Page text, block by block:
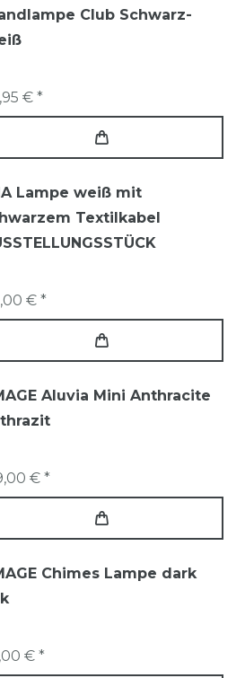
Club Schwarz-
€ *
Lampe weiß mit
Textilkabel
€ *
Aluvia Mini Anthracite
€ *
Chimes Lampe dark
€ *